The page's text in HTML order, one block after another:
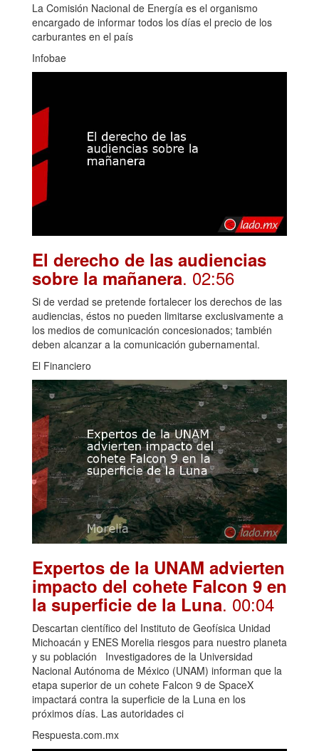
La Comisión Nacional de Energía es el organismo
encargado de informar todos los días el precio de los
carburantes en el país
Infobae
El derecho de las audiencias
sobre la mañanera. 02:56
Si de verdad se pretende fortalecer los derechos de las
audiencias, éstos no pueden limitarse exclusivamente a
los medios de comunicación concesionados; también
deben alcanzar a la comunicación gubernamental.
El Financiero
Expertos de la UNAM advierten
impacto del cohete Falcon 9 en
la superficie de la Luna. 00:04
Descartan científico del Instituto de Geofísica Unidad
Michoacán y ENES Morelia riesgos para nuestro planeta
y su población Investigadores de la Universidad
Nacional Autónoma de México (UNAM) informan que la
etapa superior de un cohete Falcon 9 de SpaceX
impactará contra la superficie de la Luna en los
próximos días. Las autoridades ci
Respuesta.com.mx